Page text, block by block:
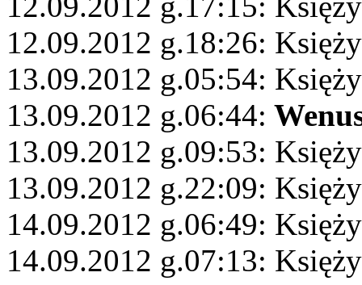
12.09.2012 g.18:26:
13.09.2012 g.05:54:
13.09.2012 g.06:44:
13.09.2012 g.09:53:
13.09.2012 g.22:09:
14.09.2012 g.06:49:
14.09.2012 g.07:13: